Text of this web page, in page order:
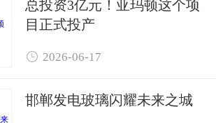
总投资3亿元！亚玛顿这个项
目正式投产
 2026-06-17
邯郸发电玻璃闪耀未来之城